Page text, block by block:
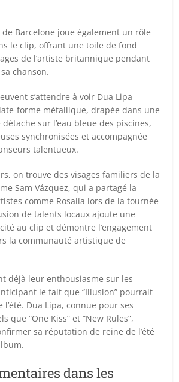
de Barcelone joue également un rôle
le clip, offrant une toile de fond
de l’artiste britannique pendant
chanson.
s’attendre à voir Dua Lipa
forme métallique, drapée dans une
sur l’eau bleue des piscines,
synchronisées et accompagnée
talentueux.
on trouve des visages familiers de la
Sam Vázquez, qui a partagé la
comme Rosalía lors de la tournée
de talents locaux ajoute une
au clip et démontre l’engagement
la communauté artistique de
déjà leur enthousiasme sur les
le fait que “Illusion” pourrait
Dua Lipa, connue pour ses
que “One Kiss” et “New Rules”,
sa réputation de reine de l’été
dans les